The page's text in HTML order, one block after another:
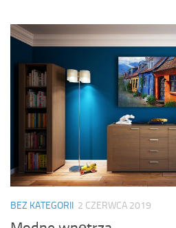
BEZ KATEGORII 2 CZERWCA 2019